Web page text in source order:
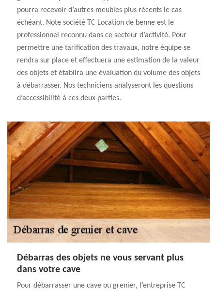
pourra recevoir d’autres meubles plus récents le cas
échéant. Note société TC Location de benne est le
professionnel reconnu dans ce secteur d’activité. Pour
permettre une tarification des travaux, notre équipe se
rendra sur place et effectuera une estimation de la valeur
des objets et établira une évaluation du volume des objets
à débarrasser. Nos techniciens analyseront les questions
d’accessibilité à ces deux parties.
Débarras des objets ne vous servant plus
dans votre cave
Pour débarrasser une cave ou grenier, l’entreprise TC